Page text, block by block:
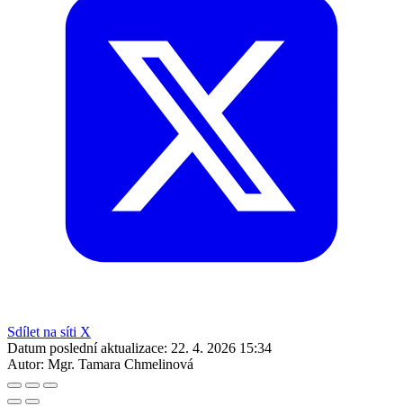
Sdílet na síti X
Datum poslední aktualizace: 22. 4. 2026 15:34
Autor: Mgr. Tamara Chmelinová